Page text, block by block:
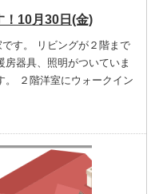
！10月30日(金)
す。 リビングが２階まで
器具、照明がついていま
。 ２階洋室にウォークイン